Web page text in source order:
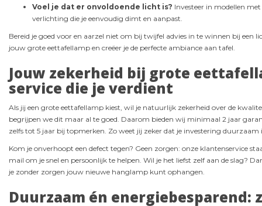
Voel je dat er onvoldoende licht is? Investeer in modellen
verlichting die je eenvoudig dimt en aanpast.
Bereid je goed voor en aarzel niet om bij twijfel advies in te winnen bij een
jouw grote eettafellamp en creëer je de perfecte ambiance aan tafel.
Jouw zekerheid bij grote
service die je verdient
Als jij een grote eettafellamp kiest, wil je natuurlijk zekerheid over de
begrijpen we dit maar al te goed. Daarom bieden wij minimaal 2 jaar
zelfs tot 5 jaar bij topmerken. Zo weet jij zeker dat je investering duurzaam
Kom je onverhoopt een defect tegen? Geen zorgen: onze klantenservice
mail om je snel en persoonlijk te helpen. Wil je het liefst zelf aan de slag?
je zonder zorgen jouw nieuwe hanglamp kunt ophangen.
Duurzaam én energiebesparend: